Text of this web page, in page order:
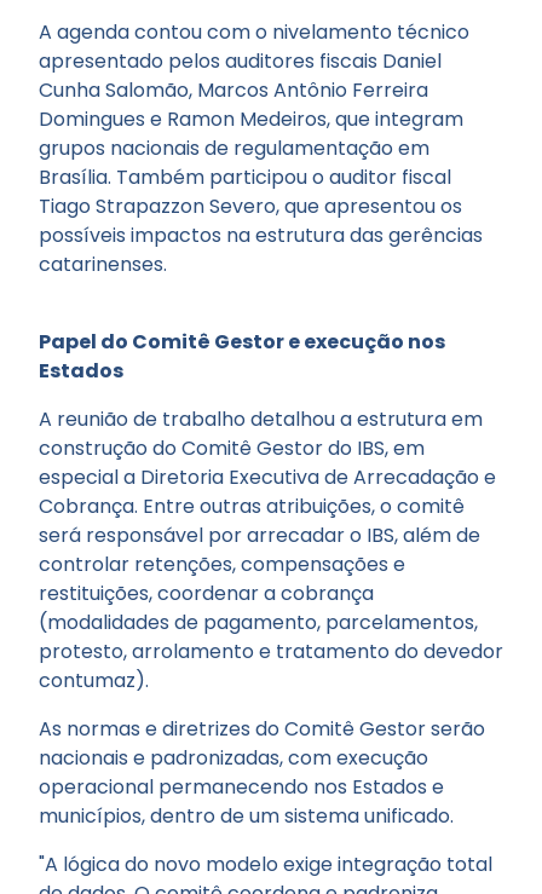
A agenda contou com o nivelamento técnico
apresentado pelos auditores fiscais Daniel
Cunha Salomão, Marcos Antônio Ferreira
Domingues e Ramon Medeiros, que integram
grupos nacionais de regulamentação em
Brasília. Também participou o auditor fiscal
Tiago Strapazzon Severo, que apresentou os
possíveis impactos na estrutura das gerências
catarinenses.
Papel do Comitê Gestor e execução nos
Estados
A reunião de trabalho detalhou a estrutura em
construção do Comitê Gestor do IBS, em
especial a Diretoria Executiva de Arrecadação e
Cobrança. Entre outras atribuições, o comitê
será responsável por arrecadar o IBS, além de
controlar retenções, compensações e
restituições, coordenar a cobrança
(modalidades de pagamento, parcelamentos,
protesto, arrolamento e tratamento do devedor
contumaz).
As normas e diretrizes do Comitê Gestor serão
nacionais e padronizadas, com execução
operacional permanecendo nos Estados e
municípios, dentro de um sistema unificado.
"A lógica do novo modelo exige integração total